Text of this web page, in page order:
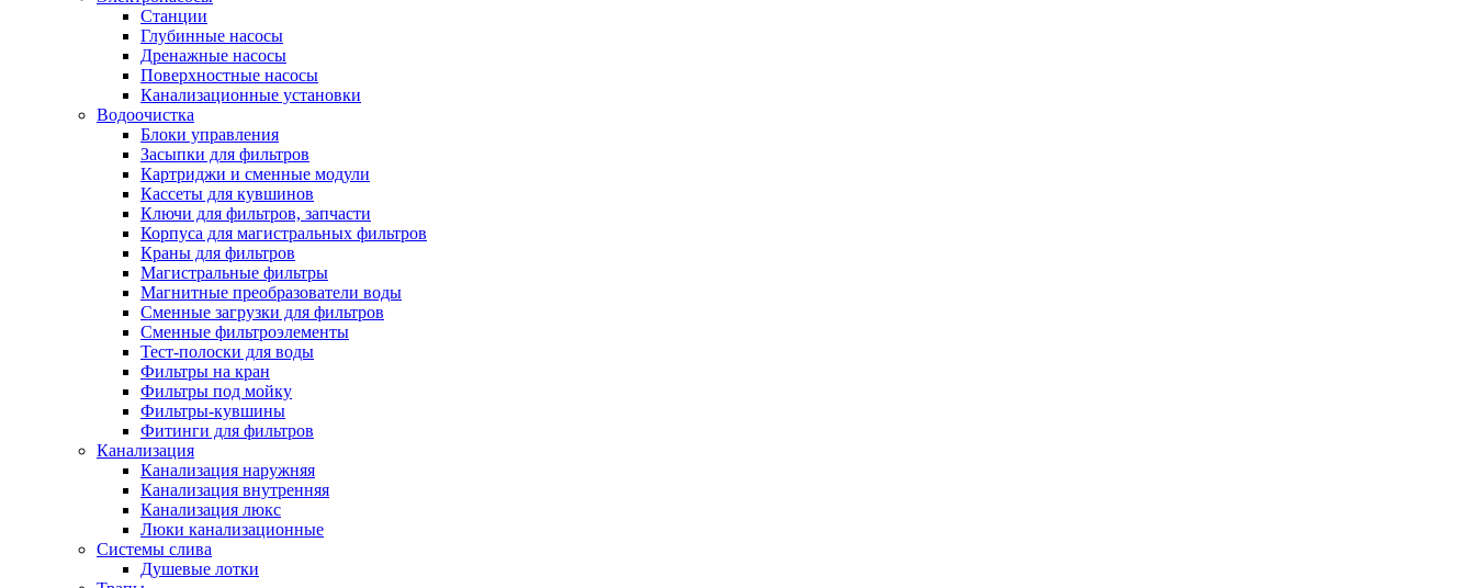
Станции
Глубинные насосы
Дренажные насосы
Поверхностные насосы
Канализационные установки
Водоочистка
Блоки управления
Засыпки для фильтров
Картриджи и сменные модули
Кассеты для кувшинов
Ключи для фильтров, запчасти
Корпуса для магистральных фильтров
Краны для фильтров
Магистральные фильтры
Магнитные преобразователи воды
Сменные загрузки для фильтров
Сменные фильтроэлементы
Тест-полоски для воды
Фильтры на кран
Фильтры под мойку
Фильтры-кувшины
Фитинги для фильтров
Канализация
Канализация наружняя
Канализация внутренняя
Канализация люкс
Люки канализационные
Системы слива
Душевые лотки